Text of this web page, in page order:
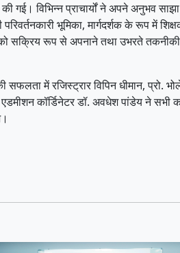
गई। विभिन्न प्राचार्यों ने अपने अनुभव
भूमिका, मार्गदर्शक के रूप में
को सक्रिय रूप से अपनाने तथा उभरते
में रजिस्ट्रार विपिन धीमान, प्रो.
एडमीशन कॉर्डिनेटर डॉ. अवधेश पांडेय ने सभी